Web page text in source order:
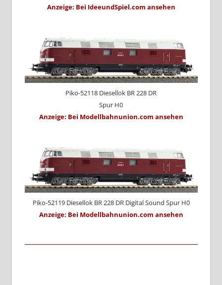
Anzeige: Bei IdeeundSpiel.com ansehen
Piko-52118 Diesellok BR 228 DR
Spur H0
Anzeige: Bei Modellbahnunion.com ansehen
Piko-52119 Diesellok BR 228 DR Digital Sound Spur H0
Anzeige: Bei Modellbahnunion.com ansehen